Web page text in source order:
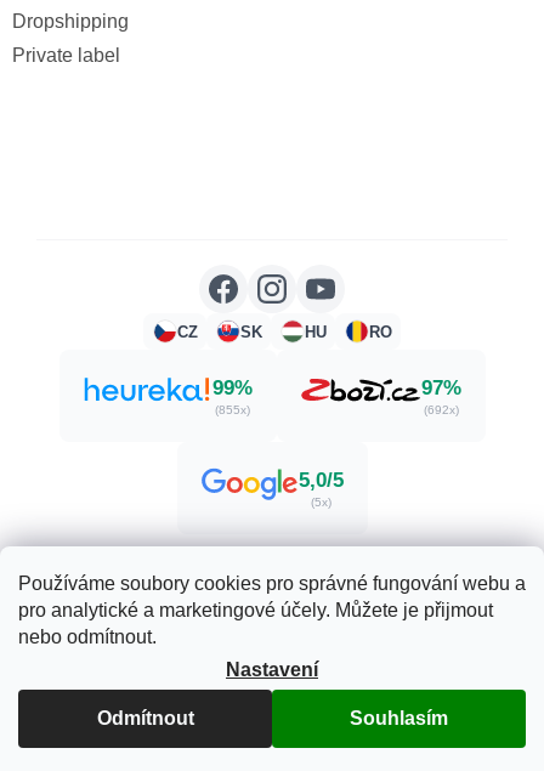
Používáme soubory cookies pro správné fungování webu a
pro analytické a marketingové účely. Můžete je přijmout
nebo odmítnout.
Nastavení
Odmítnout Souhlasím
Dropshipping
Private label
CZ SK HU RO
99%
(855x)
97%
(692x)
5,0/5
(5x)
Vytvořil Shoptet
Copyright 2026Zdraví. Krása. Příroda.. Všechna práva
vyhrazena.
Upravit nastavení cookies